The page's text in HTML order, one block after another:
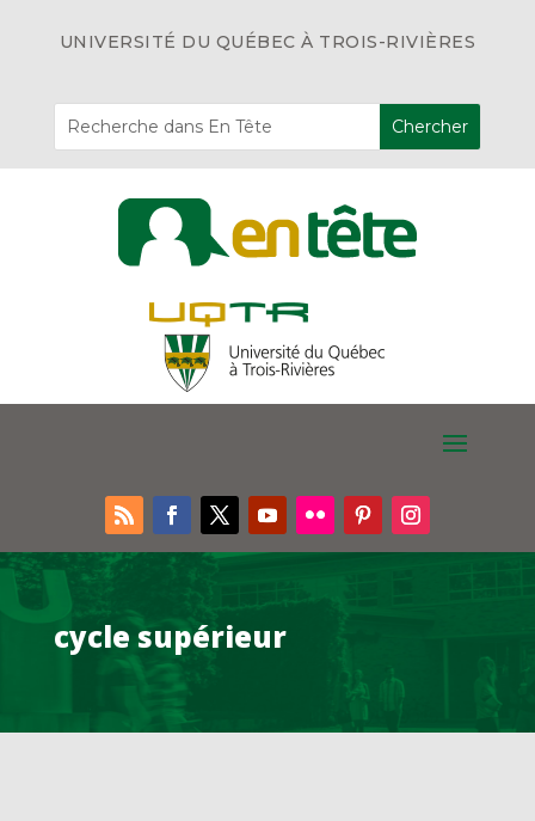
UNIVERSITÉ DU QUÉBEC À TROIS-RIVIÈRES
cycle supérieur